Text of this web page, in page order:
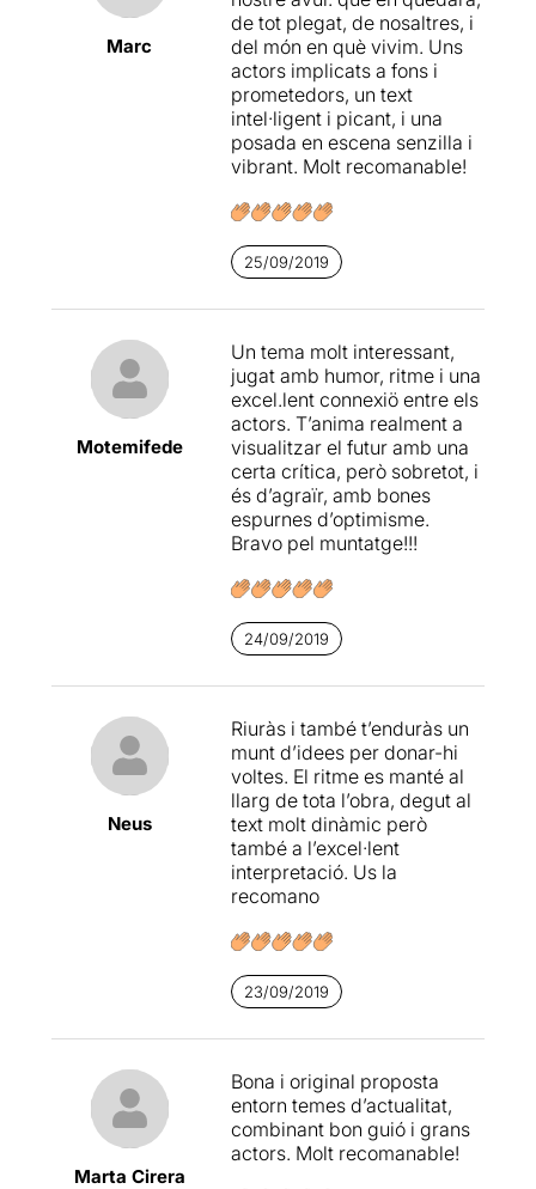
climática. Era un tema que
Yago había introducido en
una escena y merecía la
pena la reflexión aunque el
tema protagonizó
demasiado el coloquio y se
habló poco de la obra.
Marc
de tot plegat, de nosaltres, i
del món en què vivim. Uns
actors implicats a fons i
prometedors, un text
intel·ligent i picant, i una
posada en escena senzilla i
vibrant. Molt recomanable!
25/09/2019
Motemifede
Un tema molt interessant,
jugat amb humor, ritme i una
excel.lent connexiö entre els
actors. T’anima realment a
visualitzar el futur amb una
certa crítica, però sobretot, i
és d’agraïr, amb bones
espurnes d’optimisme.
Bravo pel muntatge!!!
24/09/2019
Neus
Riuràs i també t’enduràs un
munt d’idees per donar-hi
voltes. El ritme es manté al
llarg de tota l’obra, degut al
text molt dinàmic però
també a l’excel·lent
interpretació. Us la
recomano
23/09/2019
Marta Cirera
Bona i original proposta
entorn temes d’actualitat,
combinant bon guió i grans
actors. Molt recomanable!